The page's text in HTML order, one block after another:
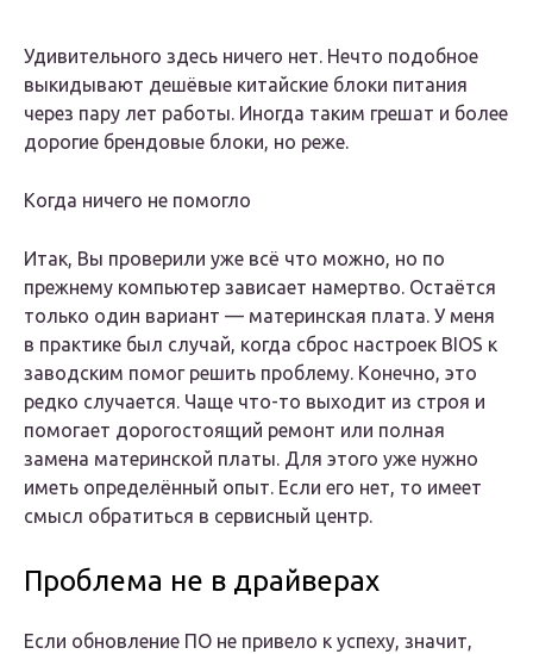
Удивительного здесь ничего нет. Нечто подобное
выкидывают дешёвые китайские блоки питания
через пару лет работы. Иногда таким грешат и более
дорогие брендовые блоки, но реже.
Когда ничего не помогло
Итак, Вы проверили уже всё что можно, но по
прежнему компьютер зависает намертво. Остаётся
только один вариант — материнская плата. У меня
в практике был случай, когда сброс настроек BIOS к
заводским помог решить проблему. Конечно, это
редко случается. Чаще что-то выходит из строя и
помогает дорогостоящий ремонт или полная
замена материнской платы. Для этого уже нужно
иметь определённый опыт. Если его нет, то имеет
смысл обратиться в сервисный центр.
Проблема не в драйверах
Если обновление ПО не привело к успеху, значит,